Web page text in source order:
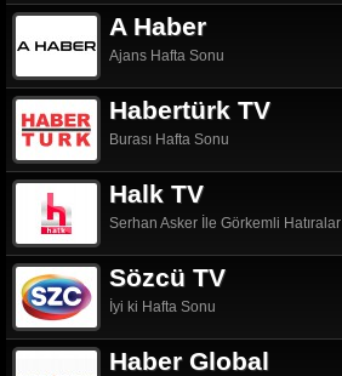
A Haber
Ajans Hafta Sonu
Habertürk TV
Burası Hafta Sonu
Halk TV
Serhan Asker İle Görkemli Hatıralar
Sözcü TV
İyi ki Hafta Sonu
Haber Global